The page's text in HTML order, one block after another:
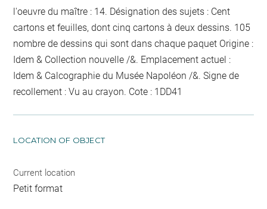
l'oeuvre du maître : 14. Désignation des sujets : Cent
cartons et feuilles, dont cinq cartons à deux dessins. 105
nombre de dessins qui sont dans chaque paquet Origine :
Idem & Collection nouvelle /&. Emplacement actuel :
Idem & Calcographie du Musée Napoléon /&. Signe de
recollement :Vu au crayon. Cote : 1DD41
LOCATION OF OBJECT
Current location
Petit format